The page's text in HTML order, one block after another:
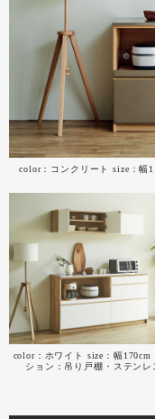
color：コンクリート size：幅
color：ホワイト size：幅170cm
ション：吊り戸棚・ステンレ